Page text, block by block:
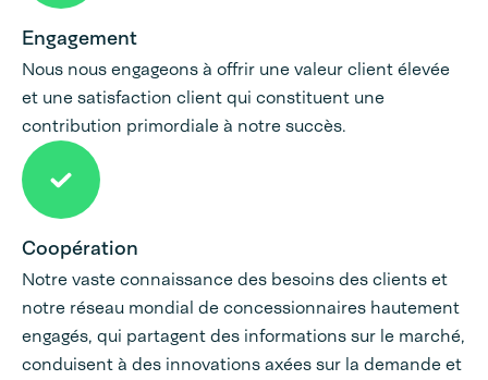
Engagement
Nous nous engageons à offrir une valeur client élevée
et une satisfaction client qui constituent une
contribution primordiale à notre succès.
Coopération
Notre vaste connaissance des besoins des clients et
notre réseau mondial de concessionnaires hautement
engagés, qui partagent des informations sur le marché,
conduisent à des innovations axées sur la demande et